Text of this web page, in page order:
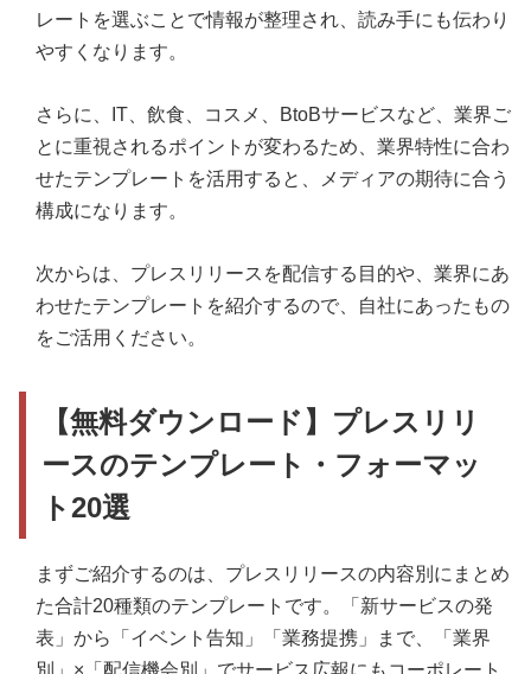
レートを選ぶことで情報が整理され、読み手にも伝わり
やすくなります。
さらに、IT、飲食、コスメ、BtoBサービスなど、業界ご
とに重視されるポイントが変わるため、業界特性に合わ
せたテンプレートを活用すると、メディアの期待に合う
構成になります。
次からは、プレスリリースを配信する目的や、業界にあ
わせたテンプレートを紹介するので、自社にあったもの
をご活用ください。
【無料ダウンロード】プレスリリ
ースのテンプレート・フォーマッ
ト20選
まずご紹介するのは、プレスリリースの内容別にまとめ
た合計20種類のテンプレートです。「新サービスの発
表」から「イベント告知」「業務提携」まで、「業界
別」×「配信機会別」でサービス広報にもコーポレート